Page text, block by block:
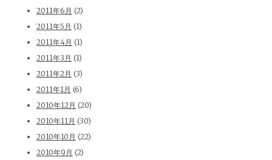
2011年6月 (2)
2011年5月 (1)
2011年4月 (1)
2011年3月 (1)
2011年2月 (3)
2011年1月 (6)
2010年12月 (20)
2010年11月 (30)
2010年10月 (22)
2010年9月 (2)